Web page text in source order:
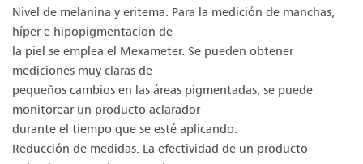
Nivel de melanina y eritema. Para la medición de manchas,
híper e hipopigmentacion de
la piel se emplea el Mexameter. Se pueden obtener
mediciones muy claras de
pequeños cambios en las áreas pigmentadas, se puede
monitorear un producto aclarador
durante el tiempo que se esté aplicando.
Reducción de medidas. La efectividad de un producto